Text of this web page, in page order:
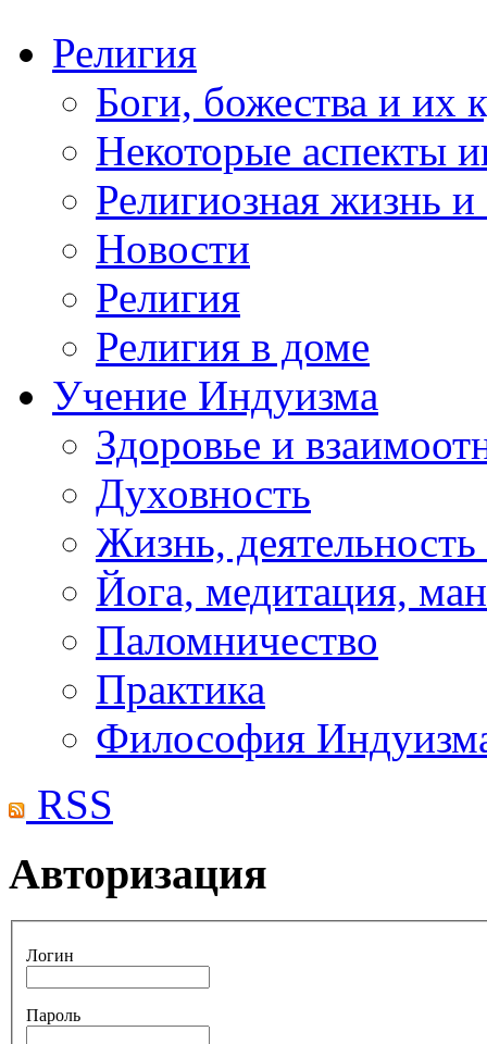
Религия
Боги, божества и их
Некоторые аспекты
Религиозная жизнь
Новости
Религия
Религия в доме
Учение Индуизма
Здоровье и
Духовность
Жизнь, деятельность
Йога, медитация,
Паломничество
Практика
Философия
RSS
Авторизация
Логин
Пароль